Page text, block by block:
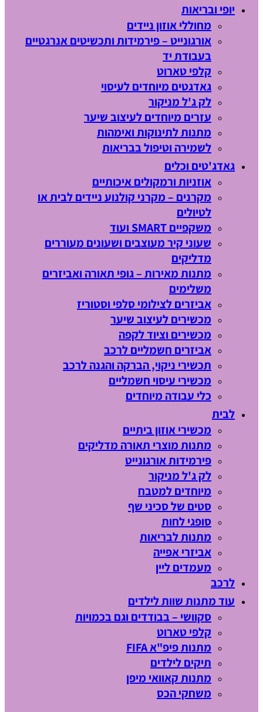
יופי ובריאות
מחוללי אוזון ניידים
אורגונייט – פירמידות ותכשיטים אנרגטיים
בעבודת יד
קלפי טארוט
גאדגטים מיוחדים לעיסוי
לק ג'ל מניקור
עזרים מיוחדים לעיצוב שיער
מתנות לתינוקות ואימהות
לשמירה וטיפול בבריאות
גאדג'טים וכלים
אוזניות ורמקולים איכותיים
מקרנים – מקרני קולנוע ניידים לבית או
לטיולים
משקפיים SMART ועוד
שעוני קיר מעוצבים ושעונים מעוררים
מדליקים
מתנות מאירות – גופי תאורה ואביזרים
משלימים
אביזרים לצילומי סלפי וסטוריז
מכשירים לעיצוב שיער
מכשירים וציוד לקפה
אביזרים חשמליים לרכב
תכשירי ניקוי, הברקה והגנה לרכב
מכשירי עיסוי חשמליים
כלי עבודה מיוחדים
לבית
מכשירי אוזון ביתיים
מתנות מוצרי תאורה מדליקים
פירמידות אורגונייט
לק ג'ל מניקור
מיוחדים למטבח
סטים של סכיני שף
סופגי לחות
מתנות לבריאות
אביזרי אפייה
מעמדים ליין
לרכב
עוד מתנות שוות לילדים
סקוושי – בבודדים וגם בכמויות
קלפי טארוט
מתנות פיפ"א FIFA
תיקים לילדים
מתנות קאוואי מיפן
משחקי הכס